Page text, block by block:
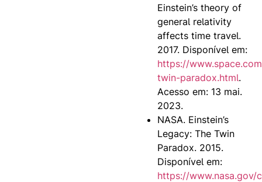
Einstein’s theory of
general relativity
affects time travel.
2017. Disponível em:
https://
twin-paradox.html.
Acesso em: 13 mai.
2023.
NASA. Einstein’s
Legacy: The Twin
Paradox. 2015.
Disponível em:
https://